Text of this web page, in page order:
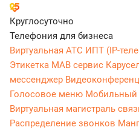
Круглосуточно
Телефония для бизнеса
Виртуальная АТС ИПТ (IP-
Этикетка МАВ сервис
мессенджер
Голосовое меню Мобильный
Виртуальная магистраль
Распределение звонков